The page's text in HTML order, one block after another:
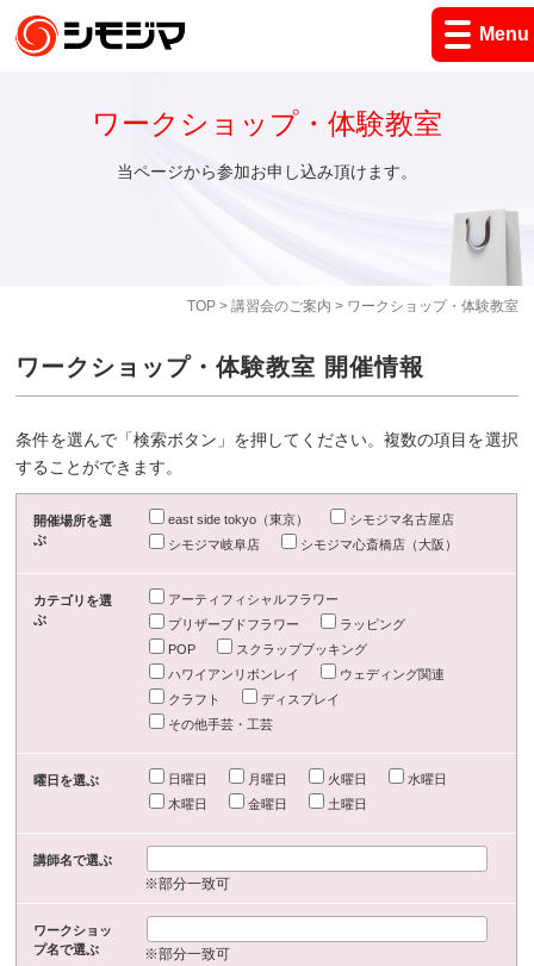
Menu
TOP> 講習会のご案内 > ワークショップ・体験教室
ワークショップ・体験教室
当ページから参加お申し込み頂けます。
ワークショップ・体験教室 開催情報
条件を選んで「検索ボタン」を押してください。複数の項目を選択
することができます。
開催場所を選
ぶ
east side tokyo（東京）
シモジマ名古屋店
シモジマ岐阜店
シモジマ心斎橋店（大阪）
カテゴリを選
ぶ
アーティフィシャルフラワー
プリザーブドフラワー
ラッピング
POP
スクラップブッキング
ハワイアンリボンレイ
ウェディング関連
クラフト
ディスプレイ
その他手芸・工芸
曜日を選ぶ 日曜日 月曜日 火曜日
水曜日
木曜日
金曜日 土曜日
講師名で選ぶ
※部分一致可
ワークショッ
プ名で選ぶ
※部分一致可